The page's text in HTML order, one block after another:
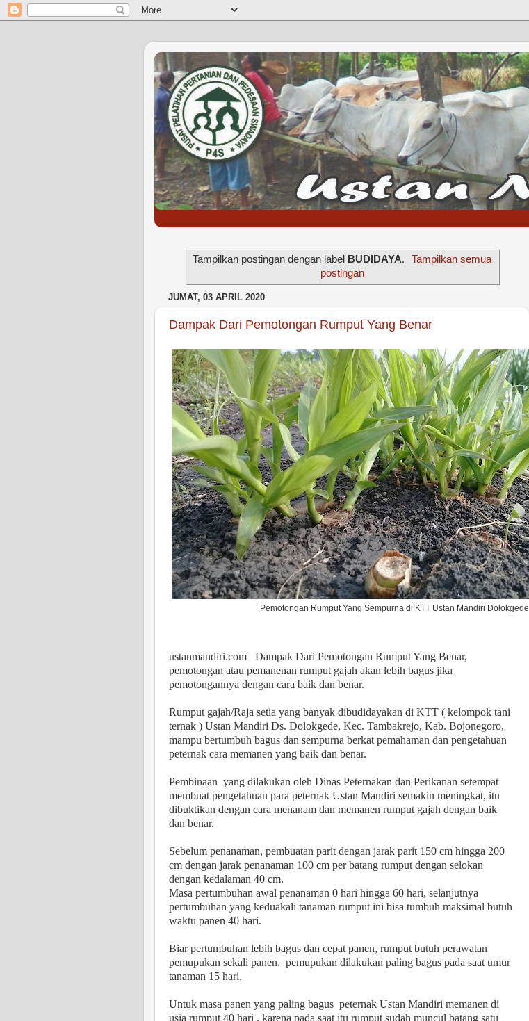
Tampilkan postingan dengan label BUDIDAYA.
Tampilkan semua
postingan
JUMAT, 03 APRIL 2020
Dampak Dari Pemotongan Rumput Yang Benar
Pemotongan Rumput Yang Sempurna di KTT Ustan Mandiri Dolokgede
ustanmandiri.com
Dampak Dari Pemotongan Rumput Yang Benar,
pemotongan atau pemanenan rumput gajah akan lebih bagus jika
pemotongannya dengan cara baik dan benar.
Rumput gajah/Raja setia yang banyak dibudidayakan di KTT ( kelompok tani
ternak ) Ustan Mandiri Ds. Dolokgede, Kec. Tambakrejo, Kab. Bojonegoro,
mampu bertumbuh bagus dan sempurna berkat pemahaman dan pengetahuan
peternak cara memanen yang baik dan benar.
Pembinaan yang dilakukan oleh Dinas Peternakan dan Perikanan setempat
membuat pengetahuan para peternak Ustan Mandiri semakin meningkat, itu
dibuktikan dengan cara menanam dan memanen rumput gajah dengan baik
dan benar.
Sebelum penanaman, pembuatan parit dengan jarak parit 150 cm hingga 200
cm dengan jarak penanaman 100 cm per batang rumput dengan selokan
dengan kedalaman 40 cm.
Masa pertumbuhan awal penanaman 0 hari hingga 60 hari, selanjutnya
pertumbuhan yang keduakali tanaman rumput ini bisa tumbuh maksimal butuh
waktu panen 40 hari.
Biar pertumbuhan lebih bagus dan cepat panen, rumput butuh perawatan
pemupukan sekali panen, pemupukan dilakukan paling bagus pada saat umur
tanaman 15 hari.
Untuk masa panen yang paling bagus peternak Ustan Mandiri memanen di
usia rumput 40 hari , karena pada saat itu rumput sudah muncul batang satu